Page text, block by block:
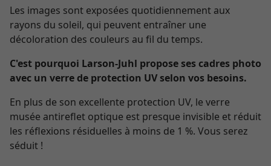
Les images sont exposées quotidiennement aux
rayons du soleil, qui peuvent entraîner une
décoloration des couleurs au fil du temps.
C'est pourquoi Larson-Juhl propose ses cadres photo
avec un verre de protection UV selon vos besoins.
En plus de son excellente protection UV, le verre
musée antireflet optique est presque invisible et réduit
les réflexions résiduelles à moins de 1 %. Vous serez
séduit !